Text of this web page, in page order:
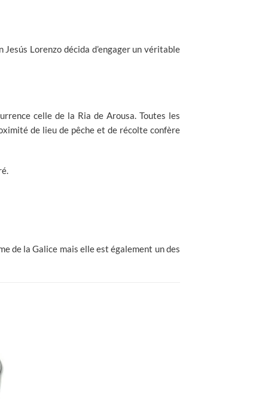
Lorenzo décida d’engager un véritable
celle de la Ria de Arousa. Toutes les
de lieu de pêche et de récolte confère
de la Galice mais elle est également un des